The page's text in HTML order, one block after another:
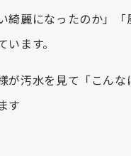
綺麗になったのか」
います。
が汚水を見て「こん
す